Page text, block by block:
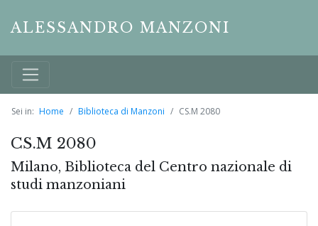
ALESSANDRO MANZONI
Sei in: Home Biblioteca di Manzoni CS.M 2080
CS.M 2080
Milano, Biblioteca del Centro nazionale di
studi manzoniani